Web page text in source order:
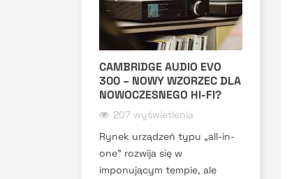
CAMBRIDGE AUDIO EVO
300 – NOWY WZORZEC DLA
NOWOCZESNEGO HI-FI?
207 wyświetlenia
Rynek urządzeń typu „all-in-
one” rozwija się w
imponującym tempie, ale